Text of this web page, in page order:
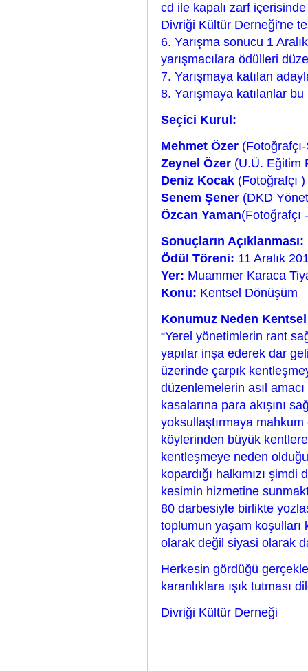
cd ile kapalı zarf
Divriği Kültür Derneği'ne
6. Yarışma sonucu 1
yarışmacılara ödülleri
7. Yarışmaya katılan
8. Yarışmaya katılanlar
Seçici Kurul:
Mehmet Özer
Zeynel Özer (U.Ü. Eğitim
Deniz Kocak (Fotoğrafçı )
Senem Şener (DKD
Özcan Yaman(Fotoğrafçı
Sonuçların Açıklanması:
Ödül Töreni: 11 Aralık
Yer: Muammer Karaca
Konu: Kentsel Dönüşüm
Konumuz Neden
“Yerel yönetimlerin rant
yapılar inşa ederek dar
üzerinde çarpık
düzenlemelerin asıl
kasalarına para akışını
yoksullaştırmaya mahkum
köylerinden büyük
kentleşmeye neden
kopardığı halkımızı
kesimin hizmetine
80 darbesiyle birlikte
toplumun yaşam koşulları
olarak değil siyasi olarak
Herkesin gördüğü
karanlıklara ışık tutması
Divriği Kültür Derneği